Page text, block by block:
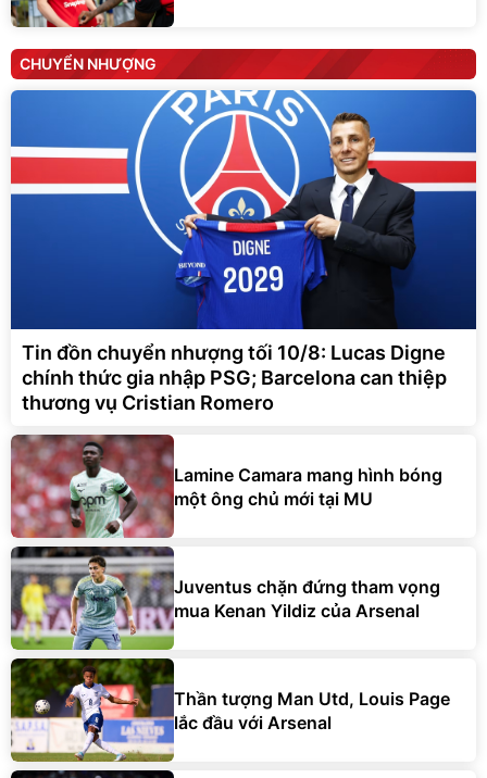
CHUYỂN NHƯỢNG
Tin đồn chuyển nhượng tối 10/8: Lucas Digne
chính thức gia nhập PSG; Barcelona can thiệp
thương vụ Cristian Romero
Lamine Camara mang hình bóng
một ông chủ mới tại MU
Juventus chặn đứng tham vọng
mua Kenan Yildiz của Arsenal
Thần tượng Man Utd, Louis Page
lắc đầu với Arsenal